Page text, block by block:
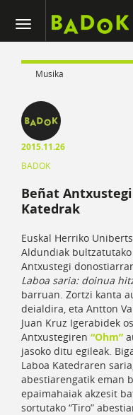
Musika
2015.11.26
BADOK
Beñat
Katedrak
Euskal Herriko
Aldundiak
Antxustegi
Laboa saria: doinua
barruan. Zortzi kanta
deialdira, eta Antton
Juan Kruz Igerabidek
Antxustegiren “Ohm”
jasoko ditu egileak.
Laboa Katedraren
abestiarengatik eman
epaimahaiak akzesit
sortutako “Tiro”